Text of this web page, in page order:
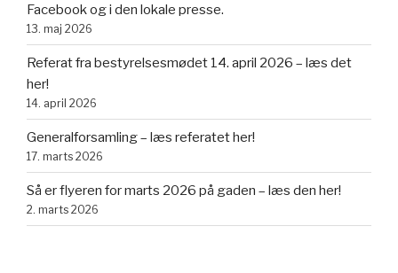
Facebook og i den lokale presse.
13. maj 2026
Referat fra bestyrelsesmødet 14. april 2026 – læs det
her!
14. april 2026
Generalforsamling – læs referatet her!
17. marts 2026
Så er flyeren for marts 2026 på gaden – læs den her!
2. marts 2026